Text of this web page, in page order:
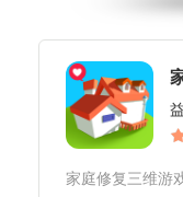
品。游戏中充满
己的智慧和技巧
家庭修复三维游